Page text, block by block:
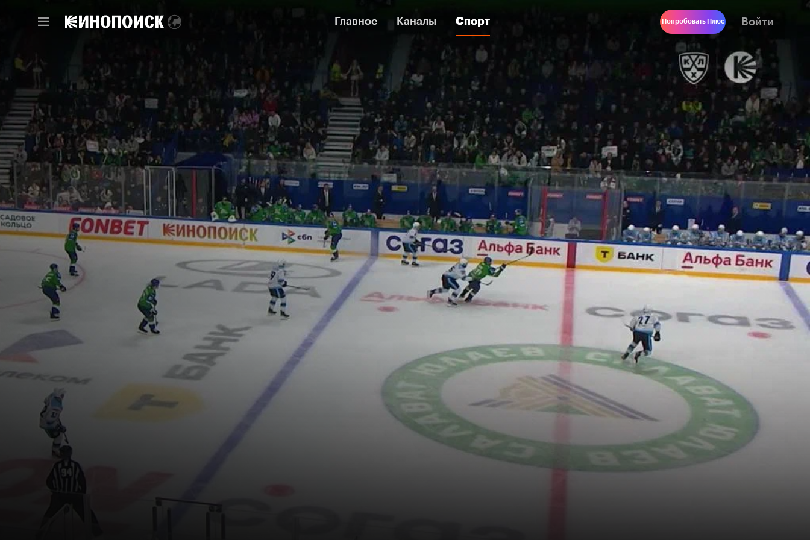
Главное Каналы Спорт
Главное Каналы Спорт Попробовать Плюс Войти